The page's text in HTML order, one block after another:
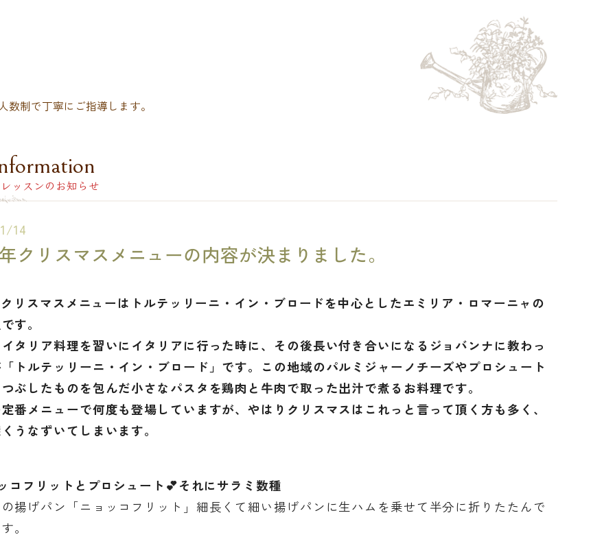
数制で丁寧にご指導します。
レッスンのお知らせ
14
クリスマスメニューの内容が決まりました。
クリスマスメニューはトルテッリーニ・イン・ブロードを中心としたエミリア・ロマーニャの
す。
タリア料理を習いにイタリアに行った時に、その後長い付き合いになるジョバンナに教わっ
トルテッリーニ・イン・ブロード」です。この地域のパルミジャーノチーズやプロシュート
ぶしたものを包んだ小さなパスタを鶏肉と牛肉で取った出汁で煮るお料理です。
番メニューで何度も登場していますが、やはりクリスマスはこれっと言って頂く方も多く、
うなずいてしまいます。
コフリットとプロシュート💕それにサラミ数種
揚げパン「ニョッコフリット」細長くて細い揚げパンに生ハムを乗せて半分に折りたたんで
。